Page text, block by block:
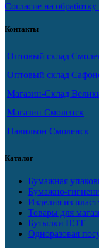
Согласие на
Контакты
Оптовый склад
Оптовый склад
Магазин-Склад
Магазин Смоленск
Павильон Смоленск
Каталог
Бумажная
Бумажно-
Изделия из
Товары для
Бутылки ПЭТ
Одноразовая